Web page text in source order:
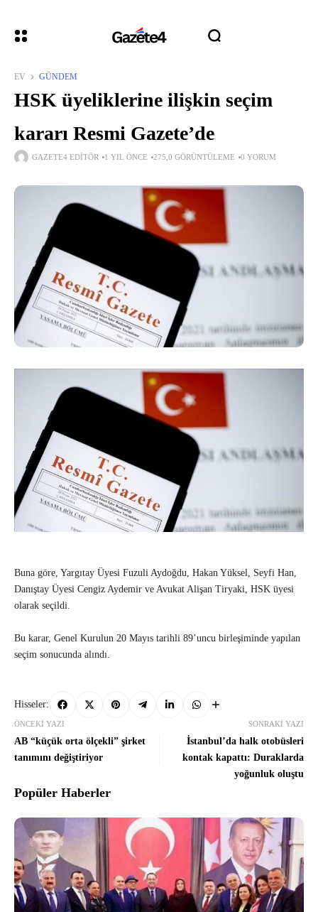
EV GÜNDEM
HSK üyeliklerine ilişkin seçim
kararı Resmi Gazete’de
GAZETE4 EDITÖR 1 YIL ÖNCE 275,0 GÖRÜNTÜLEME 0 YORUM
Buna göre, Yargıtay Üyesi Fuzuli Aydoğdu, Hakan Yüksel, Seyfi Han,
Danıştay Üyesi Cengiz Aydemir ve Avukat Alişan Tiryaki, HSK üyesi
olarak seçildi.
Bu karar, Genel Kurulun 20 Mayıs tarihli 89’uncu birleşiminde yapılan
seçim sonucunda alındı.
Hisseler:
ÖNCEKI YAZI
AB “küçük orta ölçekli” şirket
tanımını değiştiriyor
SONRAKI YAZI
İstanbul’da halk otobüsleri
kontak kapattı: Duraklarda
yoğunluk oluştu
Popüler Haberler